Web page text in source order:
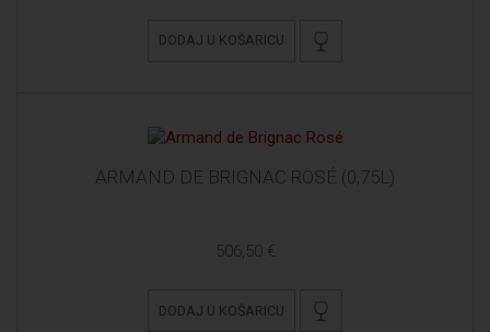
DODAJ U KOŠARICU
ARMAND DE BRIGNAC ROSÉ (0,75L)
506,50 €
DODAJ U KOŠARICU